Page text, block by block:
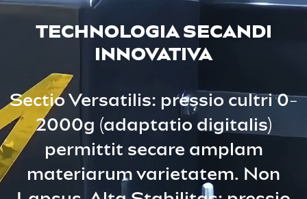
TECHNOLOGIA SECANDI
INNOVATIVA
Sectio Versatilis: pressio cultri 0-
2000g (adaptatio digitalis)
permittit secare amplam
materiarum varietatem. Non